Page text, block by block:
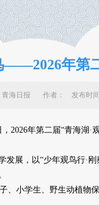
年第
青海日报 作者： 发布时
年第二届“青海湖·
，以“少年观鸟行·刚
小学生、野生动植物